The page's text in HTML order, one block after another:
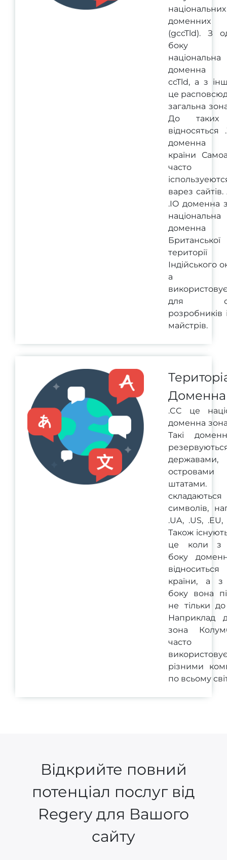
національних
(gccTld). З
боку
національна
доменна
ccTld, а з
це
загальна
До таких
відносяться
доменна
країни
часто
варез
.IO доменна
національна
доменна
Британської
території
Індійського
а
для
розробників
майстрів.
Доменна
.CC це
доменна зона
Такі
державами,
штатами.
символів,
.UA, .US, .EU,
Також
це коли з
боку
країни, а з
боку вона
не тільки
Наприклад
зона
часто
різними
по всьому
Відкрийте повний
потенціал послуг від
Regery для Вашого
сайту